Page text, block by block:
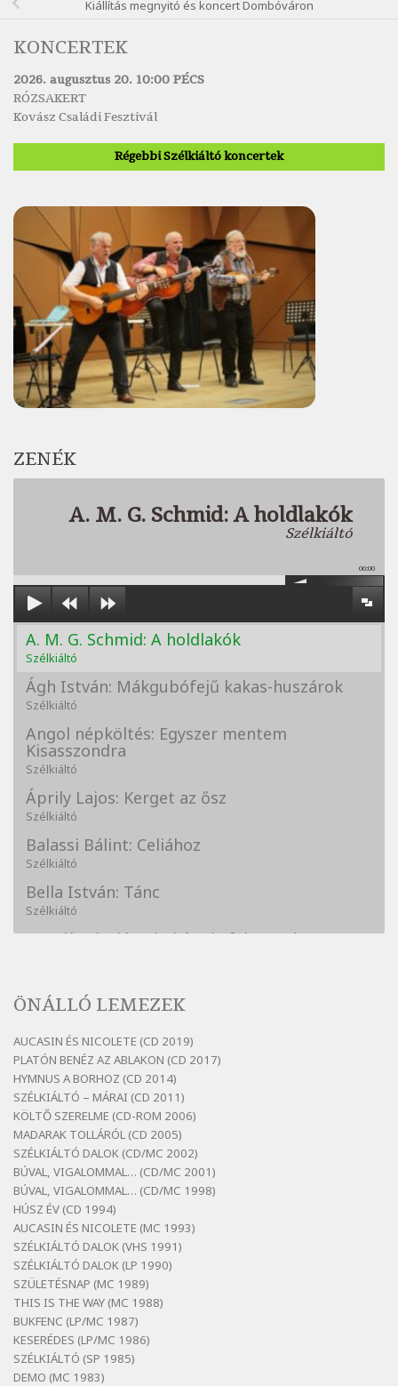
Kiállítás megnyitó és koncert Dombóváron
KONCERTEK
2026. augusztus 20. 10:00 PÉCS
RÓZSAKERT
Kovász Családi Fesztivál
Régebbi Szélkiáltó koncertek
ZENÉK
A. M. G. Schmid: A holdlakók
Szélkiáltó
00:00
A. M. G. Schmid: A holdlakók
Szélkiáltó
Ágh István: Mákgubófejű kakas-huszárok
Szélkiáltó
Angol népköltés: Egyszer mentem
Kisasszondra
Szélkiáltó
Áprily Lajos: Kerget az ősz
Szélkiáltó
Balassi Bálint: Celiához
Szélkiáltó
Bella István: Tánc
Szélkiáltó
Bertók László: A kukára is fel vagy írva
Szélkiáltó
Bertók László: Az arcodra, ha nem vigyázol
Szélkiáltó
Bertók László: Dinnye Döme
Szélkiáltó
Bertók László: Diófa-levélen
Szélkiáltó
Bertók László: El-elképzelem a falansztert
Szélkiáltó
Bertók László: Elmenni kevés, itt maradni
sok
Szélkiáltó
Bertók László: Mintha már pénteken
vasárnap
Szélkiáltó
Bertók László: Ó, az a hol volt vicinális
ÖNÁLLÓ LEMEZEK
AUCASIN ÉS NICOLETE (CD 2019)
PLATÓN BENÉZ AZ ABLAKON (CD 2017)
HYMNUS A BORHOZ (CD 2014)
SZÉLKIÁLTÓ – MÁRAI (CD 2011)
KÖLTŐ SZERELME (CD-ROM 2006)
MADARAK TOLLÁRÓL (CD 2005)
SZÉLKIÁLTÓ DALOK (CD/MC 2002)
BÚVAL, VIGALOMMAL… (CD/MC 2001)
BÚVAL, VIGALOMMAL… (CD/MC 1998)
HÚSZ ÉV (CD 1994)
AUCASIN ÉS NICOLETE (MC 1993)
SZÉLKIÁLTÓ DALOK (VHS 1991)
SZÉLKIÁLTÓ DALOK (LP 1990)
SZÜLETÉSNAP (MC 1989)
THIS IS THE WAY (MC 1988)
BUKFENC (LP/MC 1987)
KESERÉDES (LP/MC 1986)
SZÉLKIÁLTÓ (SP 1985)
DEMO (MC 1983)